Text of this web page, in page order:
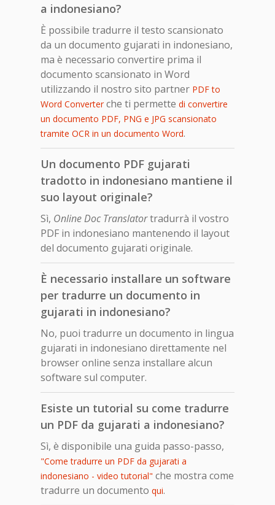
a indonesiano?
È possibile tradurre il testo scansionato
da un documento gujarati in indonesiano,
ma è necessario convertire prima il
documento scansionato in Word
utilizzando il nostro sito partner PDF to
Word Converterche ti permette di convertire
un documento PDF, PNG e JPG scansionato
tramite OCR in un documento Word.
Un documento PDF gujarati
tradotto in indonesiano mantiene il
suo layout originale?
Sì, Online Doc Translatortradurrà il vostro
PDF in indonesiano mantenendo il layout
del documento gujarati originale.
È necessario installare un software
per tradurre un documento in
gujarati in indonesiano?
No, puoi tradurre un documento in lingua
gujarati in indonesiano direttamente nel
browser online senza installare alcun
software sul computer.
Esiste un tutorial su come tradurre
un PDF da gujarati a indonesiano?
Sì, è disponibile una guida passo-passo,
"Come tradurre un PDF da gujarati a
indonesiano - video tutorial" che mostra come
tradurre un documento qui.